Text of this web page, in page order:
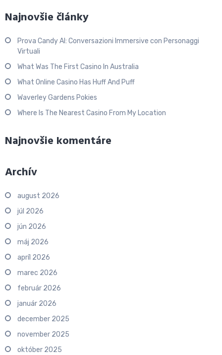
Najnovšie články
Prova Candy AI: Conversazioni Immersive con Personaggi
Virtuali
What Was The First Casino In Australia
What Online Casino Has Huff And Puff
Waverley Gardens Pokies
Where Is The Nearest Casino From My Location
Najnovšie komentáre
Archív
august 2026
júl 2026
jún 2026
máj 2026
apríl 2026
marec 2026
február 2026
január 2026
december 2025
november 2025
október 2025